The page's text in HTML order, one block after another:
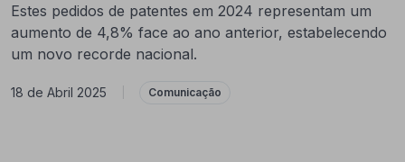
Estes pedidos de patentes em 2024 representam um
aumento de 4,8% face ao ano anterior, estabelecendo
um novo recorde nacional. ​
18 de Abril 2025 Comunicação